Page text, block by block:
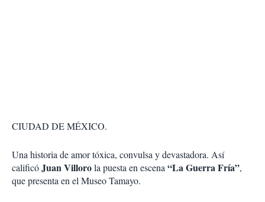
CIUDAD DE MÉXICO.
Una historia de amor tóxica, convulsa y devastadora. Así
calificóJuan Villorola puesta en escena“La Guerra Fría”,
que presenta en el Museo Tamayo.